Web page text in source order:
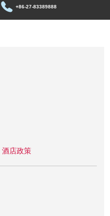
+86-27-83389888
酒店政策